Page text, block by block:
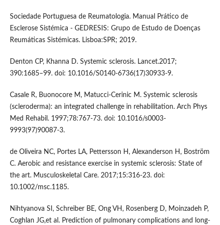
Sociedade Portuguesa de Reumatologia. Manual Prático de
Esclerose Sistémica - GEDRESIS: Grupo de Estudo de Doenças
Reumáticas Sistémicas. Lisboa:SPR; 2019.
Denton CP, Khanna D. Systemic sclerosis. Lancet.2017;
390:1685–99. doi: 10.1016/S0140-6736(17)30933-9.
Casale R, Buonocore M, Matucci-Cerinic M. Systemic sclerosis
(scleroderma): an integrated challenge in rehabilitation. Arch Phys
Med Rehabil. 1997;78:767-73. doi: 10.1016/s0003-
9993(97)90087-3.
de Oliveira NC, Portes LA, Pettersson H, Alexanderson H, Boström
C. Aerobic and resistance exercise in systemic sclerosis: State of
the art. Musculoskeletal Care. 2017;15:316-23. doi:
10.1002/msc.1185.
Nihtyanova SI, Schreiber BE, Ong VH, Rosenberg D, Moinzadeh P,
Coghlan JG,et al. Prediction of pulmonary complications and long-